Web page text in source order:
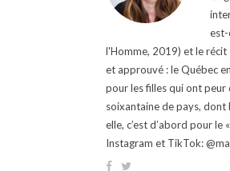
est-
l'Homme, 2019) et le récit
et approuvé : le Québec
pour les filles qui ont peur
soixantaine de pays, dont
elle, c’est d’abord pour
Instagram et TikTok: